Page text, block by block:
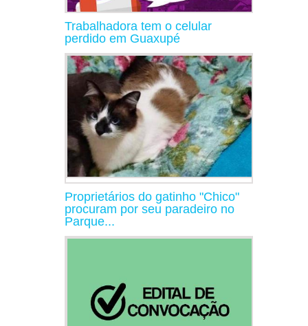
Trabalhadora tem o celular
perdido em Guaxupé
Proprietários do gatinho "Chico"
procuram por seu paradeiro no
Parque...